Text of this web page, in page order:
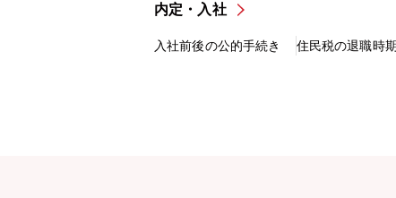
内定・入社
入社前後の公的手続き 住民税の退職時